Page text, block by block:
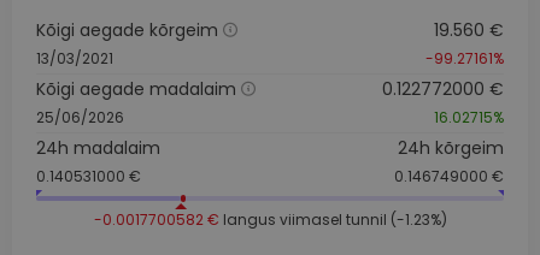
Kõigi aegade kõrgeim
13/03/2021
19.560 €
-99.27161%
Kõigi aegade madalaim
25/06/2026
0.122772000 €
16.02715%
24h madalaim
0.140531000 €
24h kõrgeim
0.146749000 €
-0.0017700582 € langus viimasel tunnil (-1.23%)